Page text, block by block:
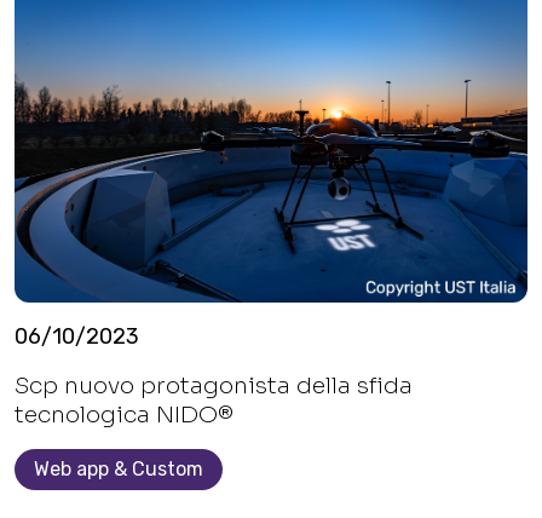
06/10/2023
Scp nuovo protagonista della sfida
tecnologica NIDO®
Web app & Custom